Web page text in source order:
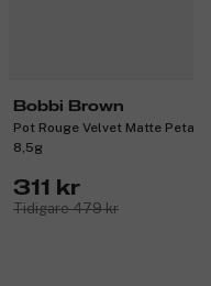
Bobbi Brown
Pot Rouge Velvet Matte Petal
8,5g
311 kr
Tidigare 479 kr